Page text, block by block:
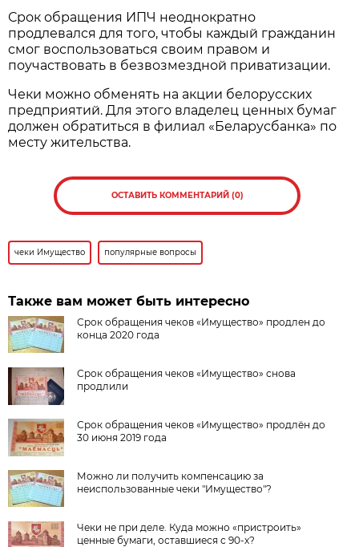
Срок обращения ИПЧ неоднократно
продлевался для того, чтобы каждый гражданин
смог воспользоваться своим правом и
поучаствовать в безвозмездной приватизации.
Чеки можно обменять на акции белорусских
предприятий. Для этого владелец ценных бумаг
должен обратиться в филиал «Беларусбанка» по
месту жительства.
ОСТАВИТЬ КОММЕНТАРИЙ (0)
чеки Имущество популярные вопросы
Также вам может быть интересно
Срок обращения чеков «Имущество» продлен до
конца 2020 года
Срок обращения чеков «Имущество» снова
продлили
Срок обращения чеков «Имущество» продлён до
30 июня 2019 года
Можно ли получить компенсацию за
неиспользованные чеки "Имущество"?
Чеки не при деле. Куда можно «пристроить»
ценные бумаги, оставшиеся с 90-х?